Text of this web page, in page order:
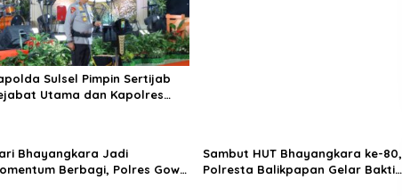
Sulsel Pimpin Sertijab
Utama dan Kapolres
Bhayangkara Jadi
Berbagi, Polres Gowa
Sambut HUT Bhayangkara ke-80,
Polresta Balikpapan Gelar Bakti